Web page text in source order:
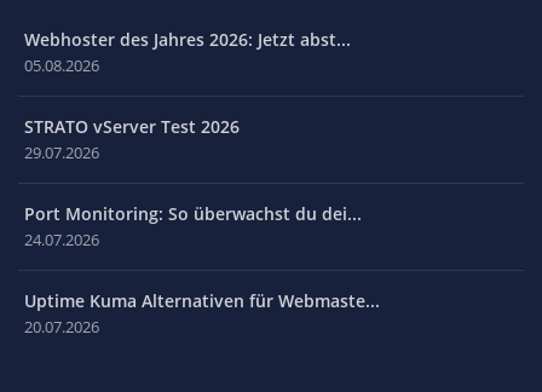
Webhoster des Jahres 2026: Jetzt abst...
05.08.2026
STRATO vServer Test 2026
29.07.2026
Port Monitoring: So überwachst du dei...
24.07.2026
Uptime Kuma Alternativen für Webmaste...
20.07.2026